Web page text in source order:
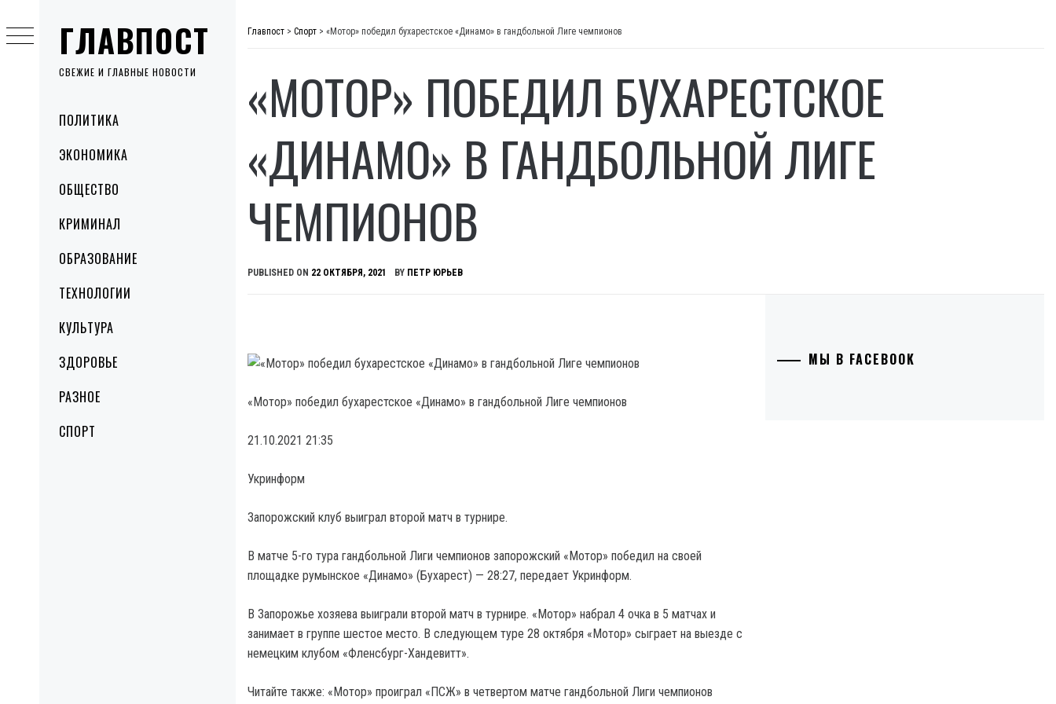
ГЛАВПОСТ
СВЕЖИЕ И ГЛАВНЫЕ НОВОСТИ
MenuПОЛИТИКА
ЭКОНОМИКА
ОБЩЕСТВО
КРИМИНАЛ
ОБРАЗОВАНИЕ
ТЕХНОЛОГИИ
КУЛЬТУРА
ЗДОРОВЬЕ
РАЗНОЕ
СПОРТ
to
content
Главпост > Спорт > «Мотор» победил бухарестское «Динамо» в гандбольной Лиге чемпионов
«МОТОР» ПОБЕДИЛ БУХАРЕСТСКОЕ
«ДИНАМО» В ГАНДБОЛЬНОЙ ЛИГЕ
ЧЕМПИОНОВ
PUBLISHED ON 22 ОКТЯБРЯ, 2021 BY ПЕТР ЮРЬЕВ
«Мотор» победил бухарестское «Динамо» в гандбольной Лиге чемпионов
21.10.2021 21:35
Укринформ
Запорожский клуб выиграл второй матч в турнире.
В матче 5-го тура гандбольной Лиги чемпионов запорожский «Мотор» победил на своей
площадке румынское «Динамо» (Бухарест) — 28:27, передает Укринформ.
В Запорожье хозяева выиграли второй матч в турнире. «Мотор» набрал 4 очка в 5 матчах и
занимает в группе шестое место. В следующем туре 28 октября «Мотор» сыграет на выезде с
немецким клубом «Фленсбург-Хандевитт».
Читайте также: «Мотор» проиграл «ПСЖ» в четвертом матче гандбольной Лиги чемпионов
МЫ В FACEBOOK